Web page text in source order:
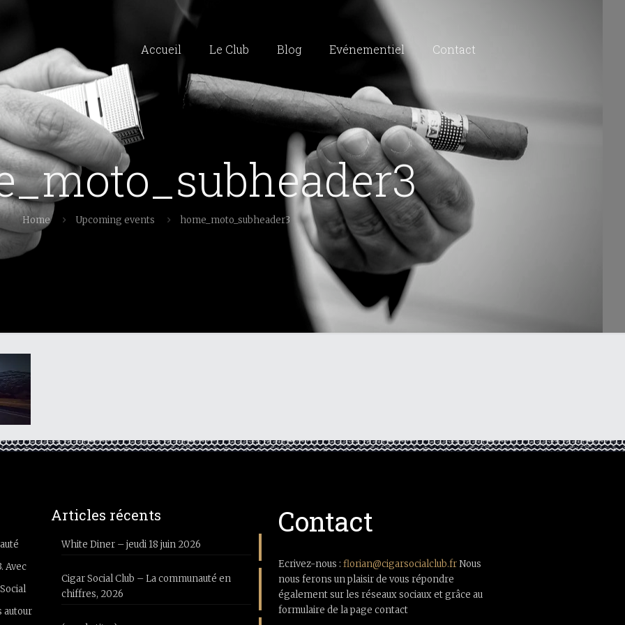
Accueil Le Club Blog Evénementiel Contact
Home Upcoming events home_moto_subheader3
Avec
autour
Articles récents
White Diner – jeudi 18 juin 2026
Cigar Social Club – La communauté en
chiffres, 2026
Contact
Ecrivez-nous :florian@cigarsocialclub.frNous
nous ferons un plaisir de vous répondre
également sur les réseaux sociaux et grâce au
formulaire de la page contact